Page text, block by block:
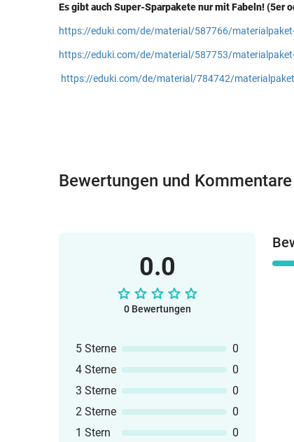
Es gibt auch Super-Sparpakete nur mit Fabeln! (5er
https://eduki.com/de/material/587766/
https://eduki.com/de/material/587753/
https://eduki.com/de/material/784742/
Bewertungen und Kommentare
0.0
0 Bewertungen
5 Sterne
0
4 Sterne
0
3 Sterne
0
2 Sterne
0
1 Stern
0